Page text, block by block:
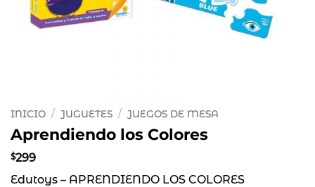
INICIO / JUGUETES / JUEGOS DE MESA
Aprendiendo los Colores
$299
Edutoys – APRENDIENDO LOS COLORES